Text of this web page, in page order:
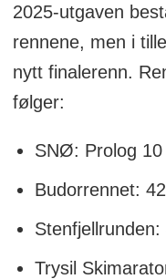
2025-utgaven
rennene, men i
nytt finalerenn.
følger:
SNØ: Prolog
Budorrennet:
Trysil